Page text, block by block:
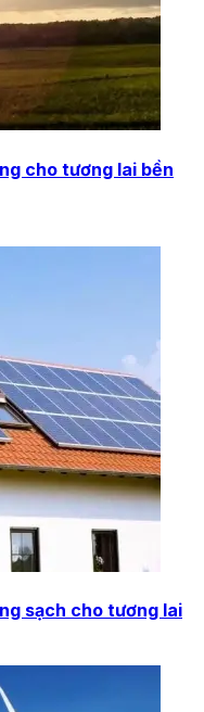
cho tương lai bền
sạch cho tương lai